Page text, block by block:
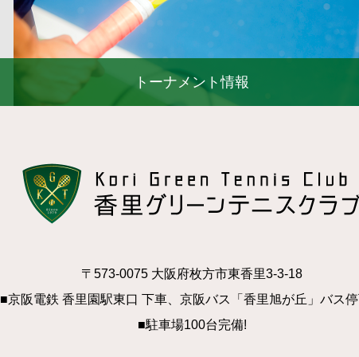
トーナメント情報
〒573-0075 大阪府枚方市東香里3-3-18
■京阪電鉄 香里園駅東口 下車、京阪バス「香里旭が丘」バス
■駐車場100台完備!